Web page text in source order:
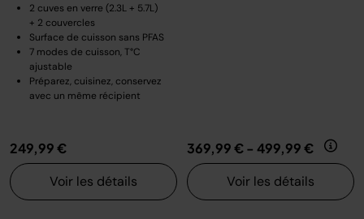
2 cuves en verre (2.3L + 5.7L)
+ 2 couvercles
Surface de cuisson sans PFAS
7 modes de cuisson, T°C
ajustable
Préparez, cuisinez, conservez
avec un même récipient
249,99 €
Voir les détails
369,99 €- 499,99 €
Voir les détails